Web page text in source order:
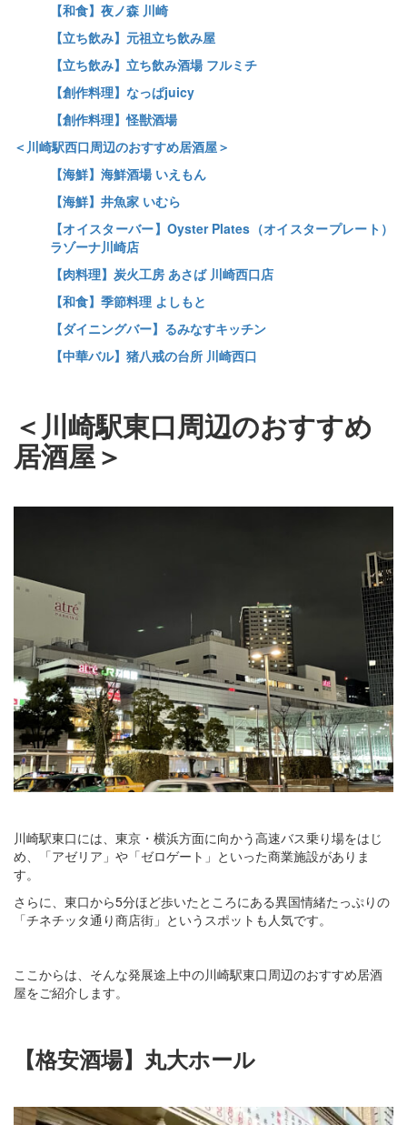
【和食】夜ノ森 川崎
【立ち飲み】元祖立ち飲み屋
【立ち飲み】立ち飲み酒場 フルミチ
【創作料理】なっぱjuicy
【創作料理】怪獣酒場
＜川崎駅西口周辺のおすすめ居酒屋＞
【海鮮】海鮮酒場 いえもん
【海鮮】井魚家 いむら
【オイスターバー】Oyster Plates（オイスタープレート）
ラゾーナ川崎店
【肉料理】炭火工房 あさば 川崎西口店
【和食】季節料理 よしもと
【ダイニングバー】るみなすキッチン
【中華バル】猪八戒の台所 川崎西口
＜川崎駅東口周辺のおすすめ
居酒屋＞
川崎駅東口には、東京・横浜方面に向かう高速バス乗り場をはじ
め、「アゼリア」や「ゼロゲート」といった商業施設がありま
す。
さらに、東口から5分ほど歩いたところにある異国情緒たっぷりの
「チネチッタ通り商店街」というスポットも人気です。
ここからは、そんな発展途上中の川崎駅東口周辺のおすすめ居酒
屋をご紹介します。
【格安酒場】丸大ホール